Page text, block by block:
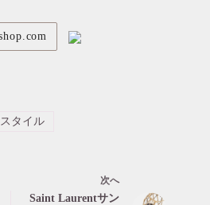
タイル
次へ
Saint Laurentサン